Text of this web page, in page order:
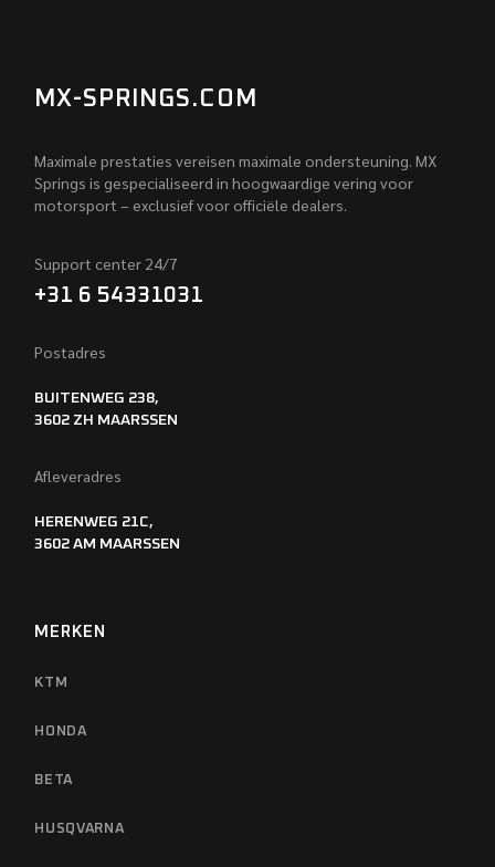
MX-SPRINGS.COM
Maximale prestaties vereisen maximale ondersteuning. MX
Springs is gespecialiseerd in hoogwaardige vering voor
motorsport – exclusief voor officiële dealers.
Support center 24/7
+31 6 54331031
Postadres
BUITENWEG 238,
3602 ZH MAARSSEN
Afleveradres
HERENWEG 21C,
3602 AM MAARSSEN
MERKEN
KTM
HONDA
BETA
HUSQVARNA